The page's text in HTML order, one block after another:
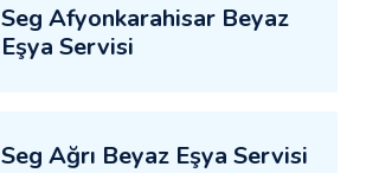
Seg Afyonkarahisar Beyaz
Eşya Servisi
Seg Ağrı Beyaz Eşya Servisi